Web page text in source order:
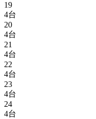
19
4台
20
4台
21
4台
22
4台
23
4台
24
4台